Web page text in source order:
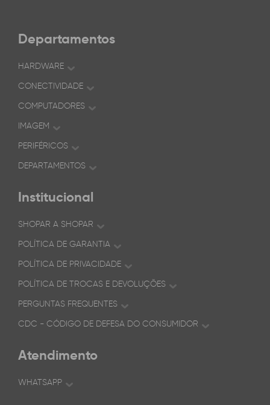
Departamentos
HARDWARE
CONECTIVIDADE
COMPUTADORES
IMAGEM
PERIFÉRICOS
DEPARTAMENTOS
Institucional
SHOPAR A SHOPAR
POLÍTICA DE GARANTIA
POLÍTICA DE PRIVACIDADE
POLÍTICA DE TROCAS E DEVOLUÇÕES
PERGUNTAS FREQUENTES
CDC - CÓDIGO DE DEFESA DO CONSUMIDOR
Atendimento
WHATSAPP